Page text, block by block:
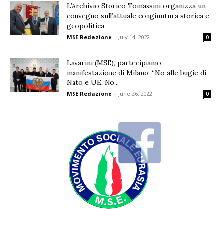
L’Archivio Storico Tomassini organizza un
convegno sull’attuale congiuntura storica e
geopolitica
MSE Redazione - July 14, 2022 0
Lavarini (MSE), partecipiamo
manifestazione di Milano: “No alle bugie di
Nato e UE. No...
MSE Redazione - June 26, 2022 0